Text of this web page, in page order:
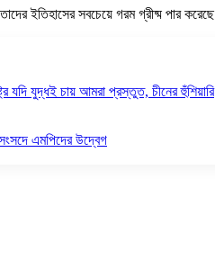
ইতিহাসের সবচেয়ে গরম গ্রীষ্ম পার
যদি যুদ্ধই চায় আমরা প্রস্তুত, চীনের হুঁশিয়ারি
সংসদে এমপিদের উদ্বেগ